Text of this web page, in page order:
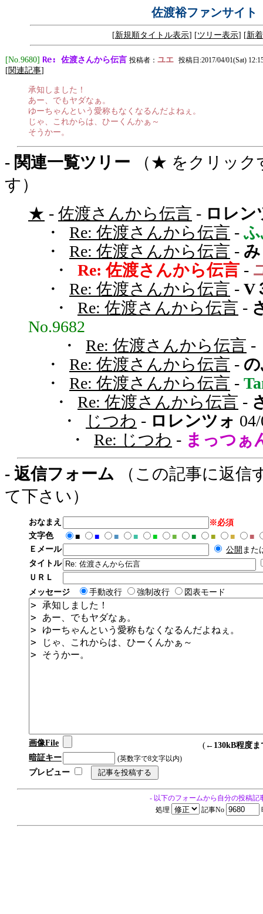
佐渡裕ファンサイト
[新規順タイトル表示] [ツリー表示] [新
[No.9680] Re: 佐渡さんから伝言 投稿者： ユエ 投稿日:2017/04/01(Sat)
[関連記事]
承知しました！
あー、でもヤダなぁ。
ゆーちゃんという愛称もなくなるんだよねぇ。
じゃ、これからは、ひーくんかぁ～
そうかー。
- 関連一覧ツリー （★ をクリック
す）
★ - 佐渡さんから伝言 - ロレン
・ Re: 佐渡さんから伝言 -
・ Re: 佐渡さんから伝言 -
・ Re: 佐渡さんから伝言 -
・ Re: 佐渡さんから伝言 - V
・ Re: 佐渡さんから伝言 -
No.9682
・ Re: 佐渡さんから伝言 -
・ Re: 佐渡さんから伝言 -
・ Re: 佐渡さんから伝言 -
・ Re: 佐渡さんから伝言 -
・
じつわ - ロレンツォ
・ Re: じつわ - まっつぁ
- 返信フォーム （この記事に返信
て下さい）
おなまえ
※必須
文字色
■ ■ ■ ■ ■ ■ ■ ■ ■
■
Ｅメール
公開 ま
タイトル
ＵＲＬ
メッセージ
手動改行 強制改行 図表モード
画像File (← 130kB程度ま
暗証キー
(英数字で8文字以内)
プレビュー
- 以下のフォームから自分の投稿
処理
記事No